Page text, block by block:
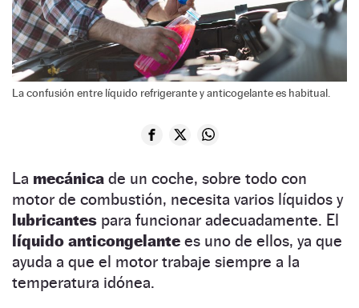
La confusión entre líquido refrigerante y anticogelante es habitual.
La mecánica de un coche, sobre todo con
motor de combustión, necesita varios líquidos y
lubricantes para funcionar adecuadamente. El
líquido anticongelante es uno de ellos, ya que
ayuda a que el motor trabaje siempre a la
temperatura idónea.